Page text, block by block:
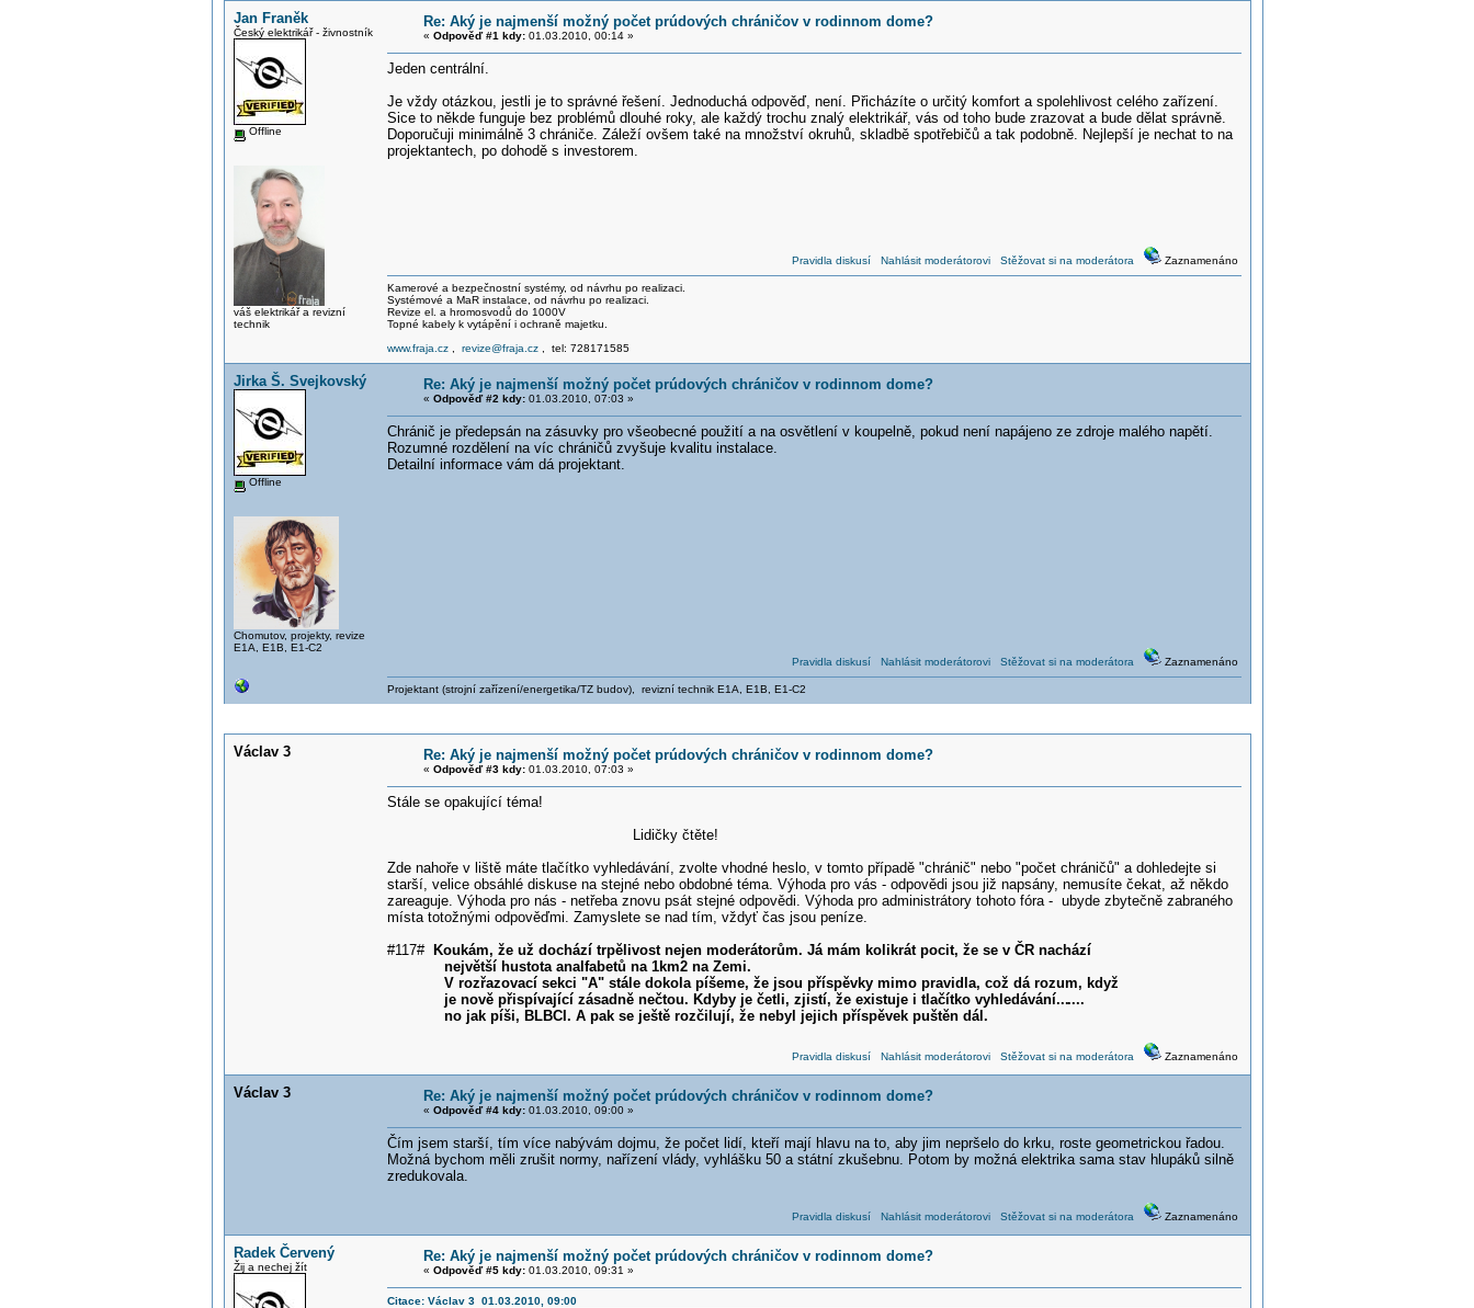
Jan Franěk
Český elektrikář - živnostník
Offline
váš elektrikář a revizní
technik
Re: Aký je najmenší možný počet prúdových chráničov v rodinnom dome?
« Odpověď #1 kdy:01.03.2010, 00:14 »
Jeden centrální.
Je vždy otázkou, jestli je to správné řešení. Jednoduchá odpověď, není. Přicházíte o určitý komfort a spolehlivost celého zařízení.
Sice to někde funguje bez problémů dlouhé roky, ale každý trochu znalý elektrikář, vás od toho bude zrazovat a bude dělat správně.
Doporučuji minimálně 3 chrániče. Záleží ovšem také na množství okruhů, skladbě spotřebičů a tak podobně. Nejlepší je nechat to na
projektantech, po dohodě s investorem.
Pravidla diskusí Nahlásit moderátorovi Stěžovat si na moderátora Zaznamenáno
Kamerové a bezpečnostní systémy, od návrhu po realizaci.
Systémové a MaR instalace, od návrhu po realizaci.
Revize el. a hromosvodů do 1000V
Topné kabely k vytápění i ochraně majetku.
www.fraja.cz, revize@fraja.cz, tel: 728171585
Jirka Š. Svejkovský
Offline
Chomutov, projekty, revize
E1A, E1B, E1-C2
Re: Aký je najmenší možný počet prúdových chráničov v rodinnom dome?
« Odpověď #2 kdy:01.03.2010, 07:03 »
Chránič je předepsán na zásuvky pro všeobecné použití a na osvětlení v koupelně, pokud není napájeno ze zdroje malého napětí.
Rozumné rozdělení na víc chráničů zvyšuje kvalitu instalace.
Detailní informace vám dá projektant.
Pravidla diskusí Nahlásit moderátorovi Stěžovat si na moderátora Zaznamenáno
Projektant (strojní zařízení/energetika/TZ budov), revizní technik E1A, E1B, E1-C2
Václav 3 Re: Aký je najmenší možný počet prúdových chráničov v rodinnom dome?
« Odpověď #3 kdy:01.03.2010, 07:03 »
Stále se opakující téma!
Lidičky čtěte!
Zde nahoře v liště máte tlačítko vyhledávání, zvolte vhodné heslo, v tomto případě "chránič" nebo "počet chráničů" a dohledejte si
starší, velice obsáhlé diskuse na stejné nebo obdobné téma. Výhoda pro vás - odpovědi jsou již napsány, nemusíte čekat, až někdo
zareaguje. Výhoda pro nás - netřeba znovu psát stejné odpovědi. Výhoda pro administrátory tohoto fóra - ubyde zbytečně zabraného
místa totožnými odpověďmi. Zamyslete se nad tím, vždyť čas jsou peníze.
#117# Koukám, že už dochází trpělivost nejen moderátorům. Já mám kolikrát pocit, že se v ČR nachází
největší hustota analfabetů na 1km2 na Zemi.
V rozřazovací sekci "A" stále dokola píšeme, že jsou příspěvky mimo pravidla, což dá rozum, když
je nově přispívající zásadně nečtou. Kdyby je četli, zjistí, že existuje i tlačítko vyhledávání.......
no jak píši, BLBCI. A pak se ještě rozčilují, že nebyl jejich příspěvek puštěn dál.
Pravidla diskusí Nahlásit moderátorovi Stěžovat si na moderátora Zaznamenáno
Václav 3 Re: Aký je najmenší možný počet prúdových chráničov v rodinnom dome?
« Odpověď #4 kdy:01.03.2010, 09:00 »
Čím jsem starší, tím více nabývám dojmu, že počet lidí, kteří mají hlavu na to, aby jim nepršelo do krku, roste geometrickou řadou.
Možná bychom měli zrušit normy, nařízení vlády, vyhlášku 50 a státní zkušebnu. Potom by možná elektrika sama stav hlupáků silně
zredukovala.
Pravidla diskusí Nahlásit moderátorovi Stěžovat si na moderátora Zaznamenáno
Radek Červený
Žij a nechej žít
Re: Aký je najmenší možný počet prúdových chráničov v rodinnom dome?
« Odpověď #5 kdy:01.03.2010, 09:31 »
Citace: Václav 3 01.03.2010, 09:00